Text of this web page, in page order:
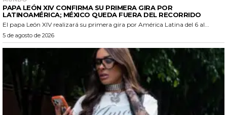
PAPA LEÓN XIV CONFIRMA SU PRIMERA GIRA POR
LATINOAMÉRICA; MÉXICO QUEDA FUERA DEL RECORRIDO
El papa León XIV realizará su primera gira por América Latina del 6 al...
5 de agosto de 2026